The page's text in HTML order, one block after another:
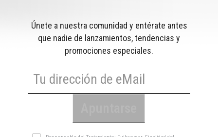
Únete a nuestra comunidad y entérate antes
que nadie de lanzamientos, tendencias y
promociones especiales.